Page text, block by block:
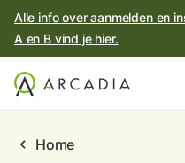
Alle info over aanmelden en
A en B vind je hier.
chevron_left Home